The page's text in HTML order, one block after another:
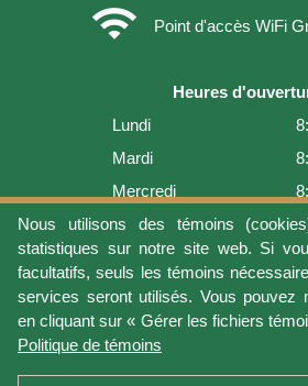
Nous utilisons des témoins
statistiques sur notre site web. Si
facultatifs, seuls les témoins
services seront utilisés. Vous pouvez
en cliquant sur « Gérer les fichiers
Politique de témoins
wifi
Point d'accès WiFi
Heures
Lundi
Mardi
Mercredi
Jeudi
Vendredi
Samedi
Dimanche